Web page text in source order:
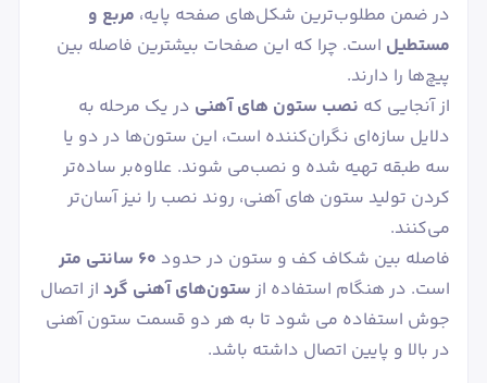
در ضمن مطلوب‌ترین شکل‌های صفحه پایه، مربع و
مستطیل است. چرا که این صفحات بیشترین فاصله بین
پیچ‌ها را دارند.
از آنجایی که نصب ستون های آهنی در یک مرحله به
دلایل سازه‌ای نگران‌کننده است، این ستون‌ها در دو یا
سه طبقه تهیه شده و نصب‌می شوند. علاوه‌بر ساده‌تر
کردن تولید ستون های آهنی، روند نصب را نیز آسان‌تر
می‌کنند.
فاصله بین شکاف کف و ستون در حدود 60 سانتی متر
است. در هنگام استفاده از ستون‌های آهنی گرد از اتصال
جوش استفاده می شود تا به هر دو قسمت ستون آهنی
در بالا و پایین اتصال داشته باشد.